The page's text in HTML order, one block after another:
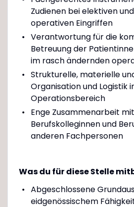
Zudienen bei elektiven
operativen Eingriffen
Verantwortung für die
Betreuung der
im rasch ändernden
Strukturelle, materielle
Organisation und Logistik
Operationsbereich
Enge Zusammenarbeit mit
Berufskolleginnen und
anderen Fachpersonen
Was du für diese Stelle
Abgeschlossene
eidgenössischem